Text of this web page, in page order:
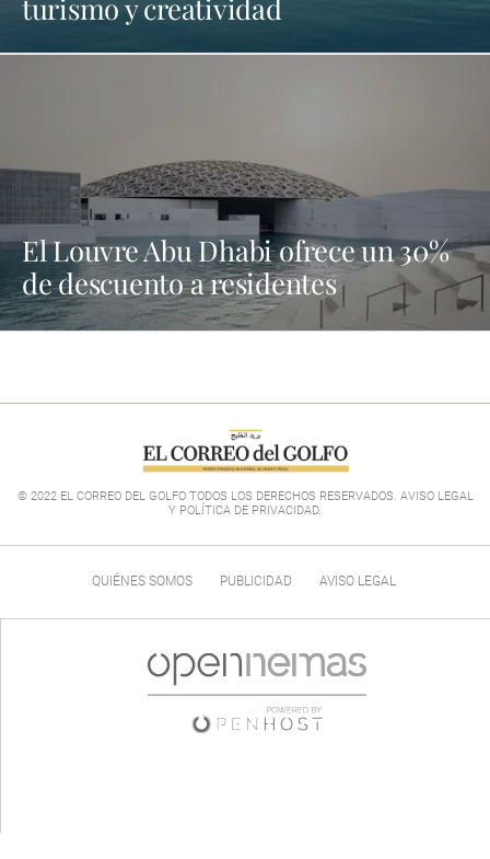
El Louvre Abu Dhabi ofrece un 30%
de descuento a residentes
© 2022 EL CORREO DEL GOLFO TODOS LOS DERECHOS RESERVADOS. AVISO LEGAL
Y POLÍTICA DE PRIVACIDAD.
QUIÉNES SOMOS PUBLICIDAD AVISO LEGAL